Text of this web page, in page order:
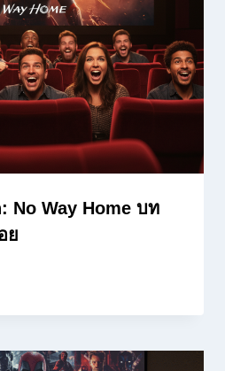
No Way Home บท
ย